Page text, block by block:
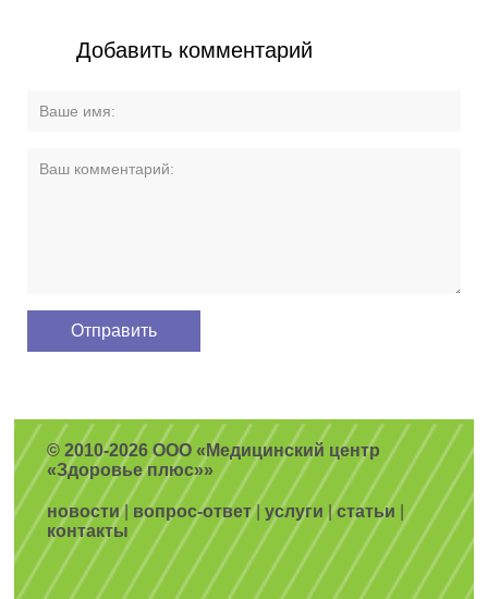
Добавить комментарий
© 2010-2026 ООО «Медицинский центр
«Здоровье плюс»»
новости| вопрос-ответ|услуги |статьи
контакты